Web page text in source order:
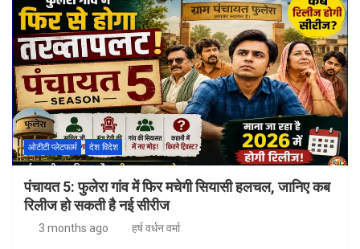
ओटीटी प्लेटफार्म देश विदेश
पंचायत 5: फुलेरा गांव में फिर मचेगी सियासी हलचल, जानिए कब
रिलीज हो सकती है नई सीरीज
3 months ago हर्ष वर्धन वर्मा